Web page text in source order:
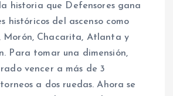
historia que Defensores gana
históricos del ascenso como
Morón, Chacarita, Atlanta y
Para tomar una dimensión,
vencer a más de 3
a dos ruedas. Ahora se